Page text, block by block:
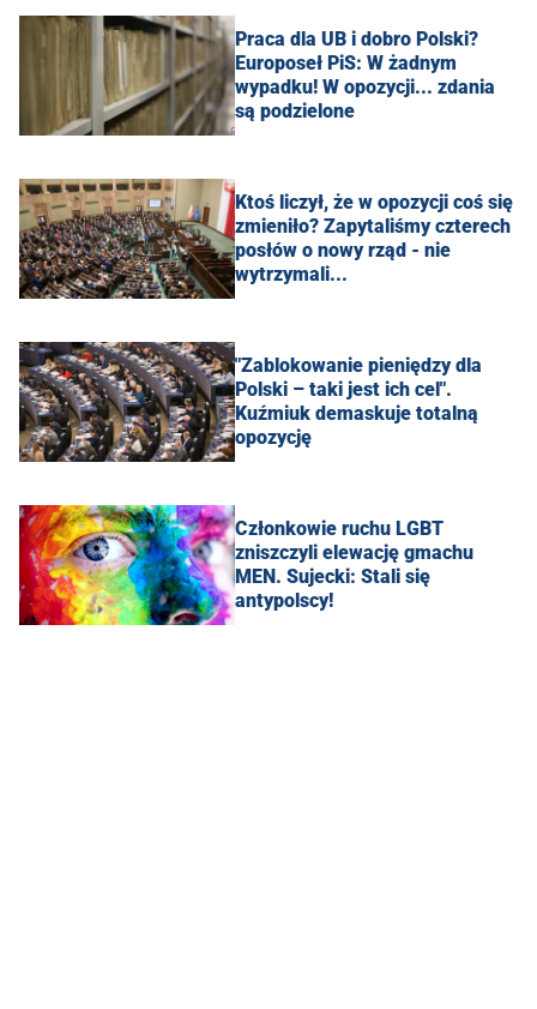
Praca dla UB i dobro Polski?
Europoseł PiS: W żadnym
wypadku! W opozycji... zdania
są podzielone
Ktoś liczył, że w opozycji coś się
zmieniło? Zapytaliśmy czterech
posłów o nowy rząd - nie
wytrzymali...
"Zablokowanie pieniędzy dla
Polski – taki jest ich cel".
Kuźmiuk demaskuje totalną
opozycję
Członkowie ruchu LGBT
zniszczyli elewację gmachu
MEN. Sujecki: Stali się
antypolscy!